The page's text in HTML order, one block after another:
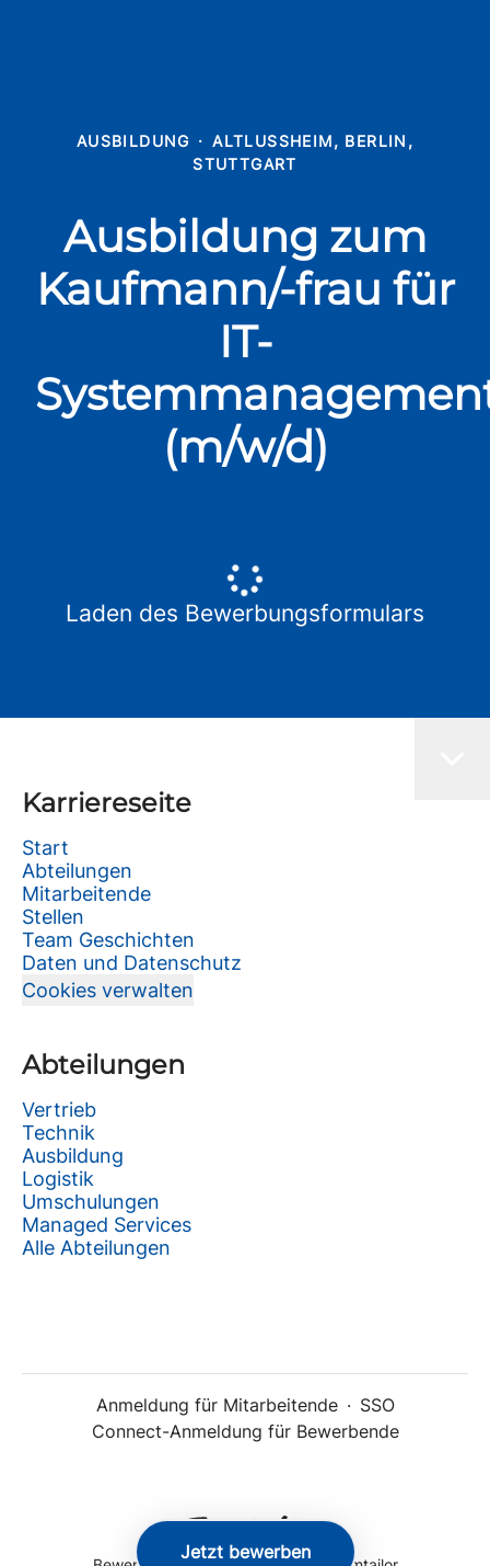
Jetzt bewerben
AUSBILDUNG · ALTLUSSHEIM, BERLIN, S
TUTTGART
Ausbildung zum
Kaufmann/-frau für
IT-
(m/w/d)
Laden des Bewerbungsformulars
Karriereseite
Start
Abteilungen
Mitarbeitende
Stellen
Team Geschichten
Daten und Datenschutz
Cookies verwalten
Abteilungen
Vertrieb
Technik
Ausbildung
Logistik
Umschulungen
Managed Services
Alle Abteilungen
Anmeldung für Mitarbeitende · SSO
Connect-Anmeldung für Bewerbende